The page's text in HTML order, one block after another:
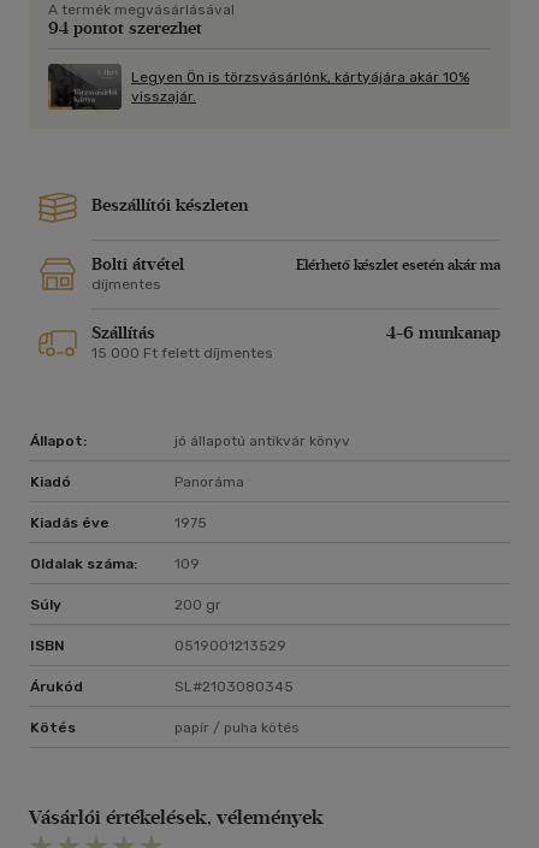
A termék megvásárlásával
94 pontot szerezhet
Legyen Ön is törzsvásárlónk, kártyájára akár 10%
visszajár.
Beszállítói készleten
Bolti átvétel
Elérhető készlet esetén akár ma
díjmentes
Szállítás 4-6 munkanap
15 000 Ft felett díjmentes
Állapot: jó állapotú antikvár könyv
Kiadó Panoráma
Kiadás éve 1975
Oldalak száma: 109
Súly 200 gr
ISBN 0519001213529
Árukód SL#2103080345
Kötés papír / puha kötés
Vásárlói értékelések, vélemények